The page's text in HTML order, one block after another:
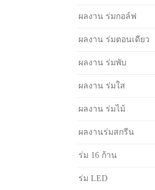
ผลงาน ร่มกอล์ฟ
ผลงาน ร่มตอนเดียว
ผลงาน ร่มพับ
ผลงาน ร่มใส
ผลงาน ร่มไม้
ผลงานร่มสกรีน
ร่ม 16 ก้าน
ร่ม LED